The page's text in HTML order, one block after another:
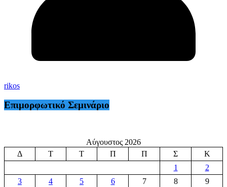
rikos
Επιμορφωτικό Σεμινάριο
Αύγουστος 2026
Δ
Τ Τ Π Π Σ
Κ
1
2
3
4 5 6 7 8
9